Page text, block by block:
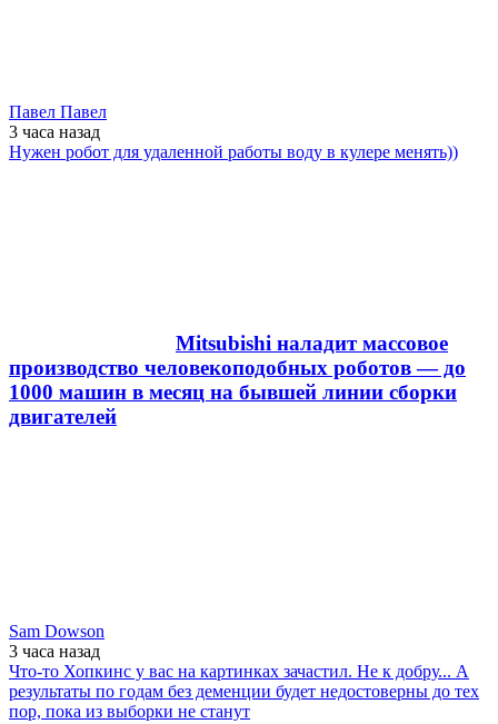
Павел Павел
3 часа назад
Нужен робот для удаленной работы воду в кулере менять))
Mitsubishi наладит массовое
производство человекоподобных роботов — до
1000 машин в месяц на бывшей линии сборки
двигателей
Sam Dowson
3 часа назад
Что-то Хопкинс у вас на картинках зачастил. Не к добру... А
результаты по годам без деменции будет недостоверны до тех
пор, пока из выборки не станут